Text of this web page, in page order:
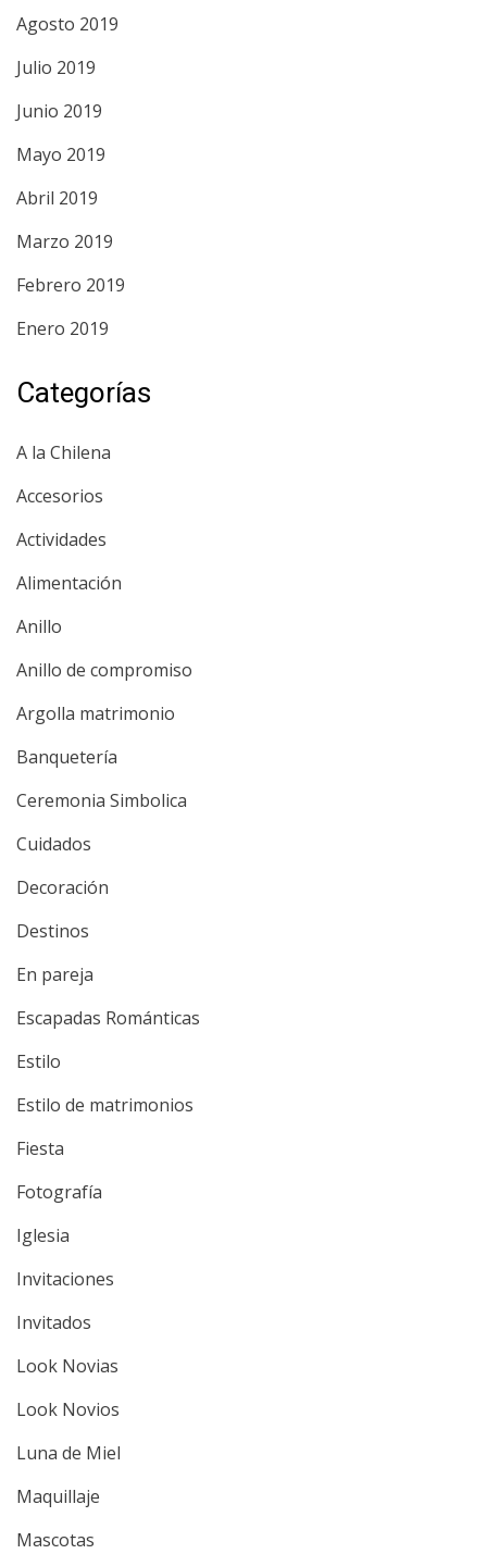
Agosto 2019
Julio 2019
Junio 2019
Mayo 2019
Abril 2019
Marzo 2019
Febrero 2019
Enero 2019
Categorías
A la Chilena
Accesorios
Actividades
Alimentación
Anillo
Anillo de compromiso
Argolla matrimonio
Banquetería
Ceremonia Simbolica
Cuidados
Decoración
Destinos
En pareja
Escapadas Románticas
Estilo
Estilo de matrimonios
Fiesta
Fotografía
Iglesia
Invitaciones
Invitados
Look Novias
Look Novios
Luna de Miel
Maquillaje
Mascotas